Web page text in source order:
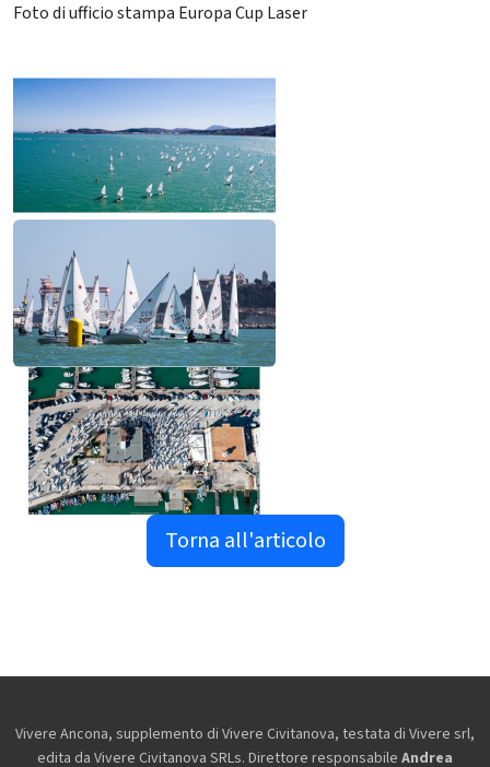
Foto di ufficio stampa Europa Cup Laser
Torna all'articolo
Vivere Ancona, supplemento di Vivere Civitanova, testata di Vivere srl,
edita da Vivere Civitanova SRLs. Direttore responsabile Andrea